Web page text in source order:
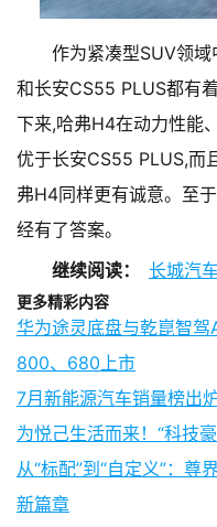
作为紧凑型SUV领
和长安CS55 PLUS都有
下来,哈弗H4在动力性能
优于长安CS55 PLUS,而
弗H4同样更有诚意。至
经有了答案。
继续阅读：
长城汽车
更多精彩内容
华为途灵底盘与乾崑智
800、680上市
7月新能源汽车销量榜出
为悦己生活而来！“科技
从“标配”到“自定义”：
新篇章